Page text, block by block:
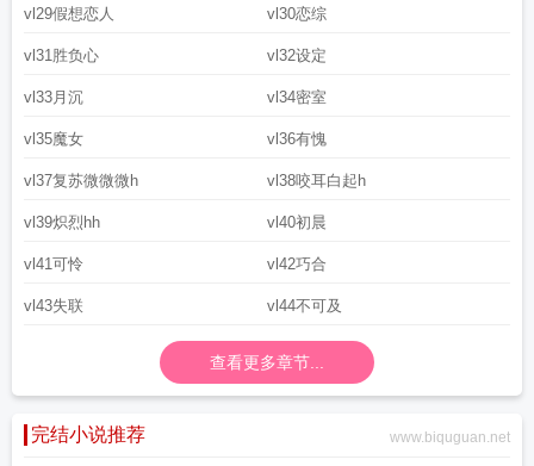
vl29假想恋人 vl30恋综
vl31胜负心 vl32设定
vl33月沉 vl34密室
vl35魔女 vl36有愧
vl37复苏微微微h vl38咬耳白起h
vl39炽烈hh vl40初晨
vl41可怜 vl42巧合
vl43失联 vl44不可及
查看更多章节...
完结小说推荐 www.biquguan.net